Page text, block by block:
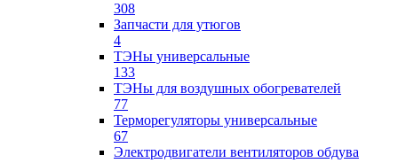
308
Запчасти для утюгов
4
ТЭНы универсальные
133
ТЭНы для воздушных обогревателей
77
Терморегуляторы универсальные
67
Электродвигатели вентиляторов обдува